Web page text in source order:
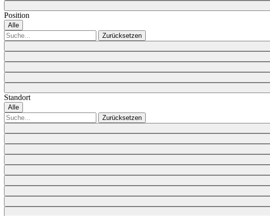
Position
Alle
Zurücksetzen
Standort
Alle
Zurücksetzen